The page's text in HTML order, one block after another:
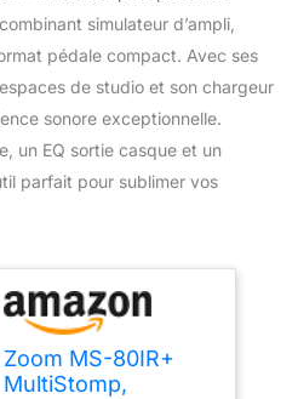
simulateur d’ampli,
pédale compact. Avec ses
de studio et son chargeur
sonore exceptionnelle.
un EQ sortie casque et un
parfait pour sublimer vos
Zoom MS-80IR+
MultiStomp,